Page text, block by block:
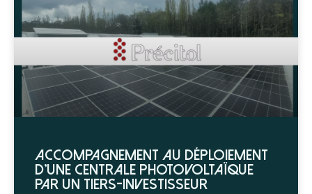
Accompagnement au déploiement
d’une centrale photovoltaïque
par un tiers-investisseur